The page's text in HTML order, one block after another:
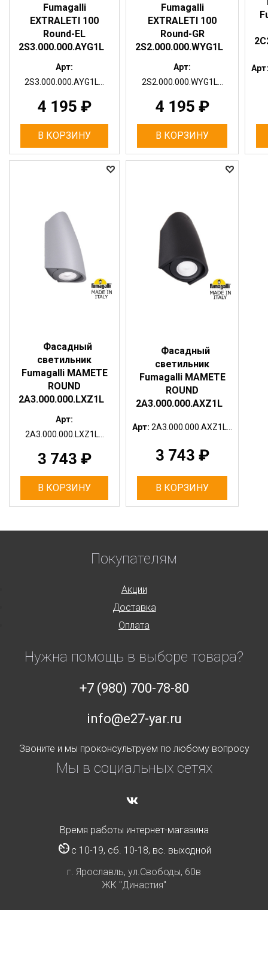
Fumagalli
EXTRALETI 100
Round-EL
2S3.000.000.AYG1L
Арт:
2S3.000.000.AYG1L...
4 195 ₽
В КОРЗИНУ
Fumagalli
EXTRALETI 100
Round-GR
2S2.000.000.WYG1L
Арт:
2S2.000.000.WYG1L...
4 195 ₽
В КОРЗИНУ
Фасадный
светильник
Fumagalli MAMETE
ROUND
2A3.000.000.LXZ1L
Арт:
2A3.000.000.LXZ1L...
3 743 ₽
В КОРЗИНУ
Фасадный
светильник
Fumagalli MAMETE
ROUND
2A3.000.000.AXZ1L
Арт: 2A3.000.000.AXZ1L...
3 743 ₽
В КОРЗИНУ
Покупателям
Акции
Доставка
Оплата
Нужна помощь в выборе товара?
+7 (980) 700-78-80
info@e27-yar.ru
Звоните и мы проконсультруем по любому вопросу
Мы в социальных сетях
Время работы интернет-магазина
с 10-19, сб. 10-18, вс. выходной
г. Ярославль, ул.Свободы, 60в
ЖК "Династия"